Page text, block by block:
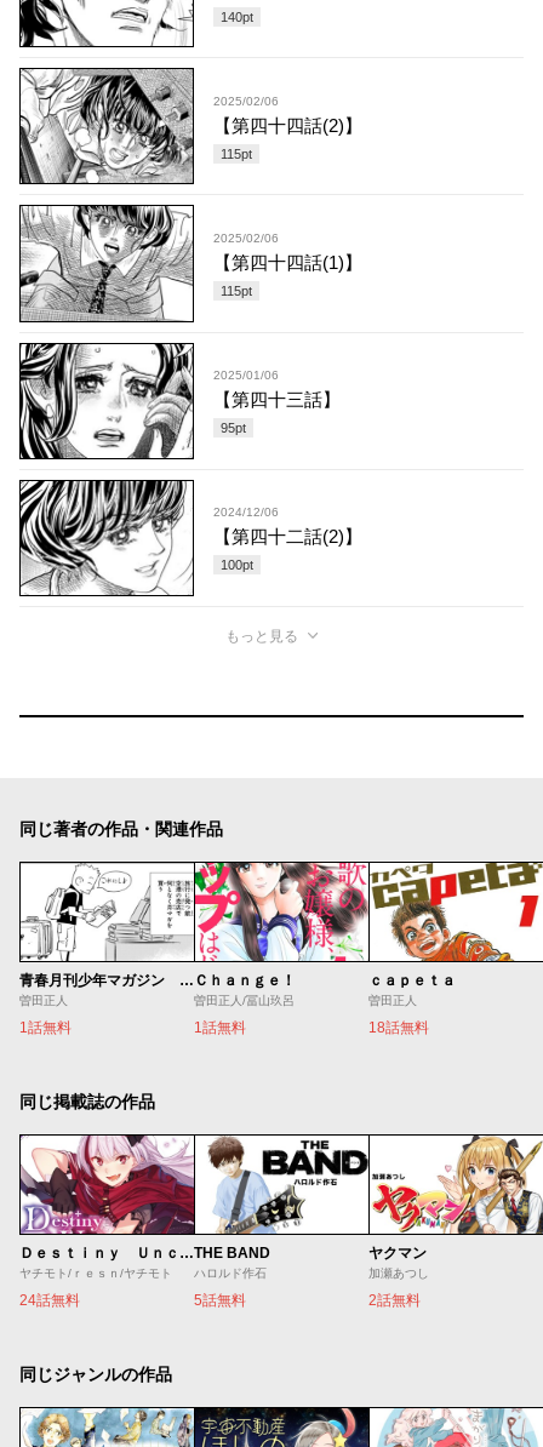
140pt
2025/02/06
【第四十四話(2)】
115pt
2025/02/06
【第四十四話(1)】
115pt
2025/01/06
【第四十三話】
95pt
2024/12/06
【第四十二話(2)】
100pt
もっと見る
同じ著者の作品・関連作品
青春月刊少年マガジン ～capetaの誕生～
曽田正人
1話無料
Ｃｈａｎｇｅ！
曽田正人/冨山玖呂
1話無料
ｃａｐｅｔａ
曽田正人
18話無料
同じ掲載誌の作品
Ｄｅｓｔｉｎｙ Ｕｎｃｈａｉｎ Ｏｎｌｉｎｅ 吸血鬼少女となって、やがて『赤の魔王』と呼ばれるようになりました
ヤチモト/ｒｅｓｎ/ヤチモト
24話無料
THE BAND
ハロルド作石
5話無料
ヤクマン
加瀬あつし
2話無料
同じジャンルの作品